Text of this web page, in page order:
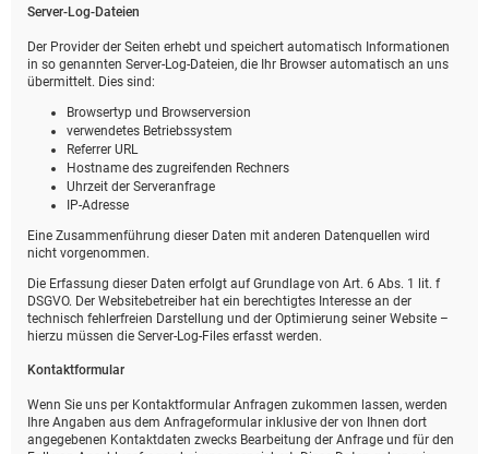
Server-Log-Dateien
Der Provider der Seiten erhebt und speichert automatisch Informationen
in so genannten Server-Log-Dateien, die Ihr Browser automatisch an uns
übermittelt. Dies sind:
Browsertyp und Browserversion
verwendetes Betriebssystem
Referrer URL
Hostname des zugreifenden Rechners
Uhrzeit der Serveranfrage
IP-Adresse
Eine Zusammenführung dieser Daten mit anderen Datenquellen wird
nicht vorgenommen.
Die Erfassung dieser Daten erfolgt auf Grundlage von Art. 6 Abs. 1 lit. f
DSGVO. Der Websitebetreiber hat ein berechtigtes Interesse an der
technisch fehlerfreien Darstellung und der Optimierung seiner Website –
hierzu müssen die Server-Log-Files erfasst werden.
Kontaktformular
Wenn Sie uns per Kontaktformular Anfragen zukommen lassen, werden
Ihre Angaben aus dem Anfrageformular inklusive der von Ihnen dort
angegebenen Kontaktdaten zwecks Bearbeitung der Anfrage und für den